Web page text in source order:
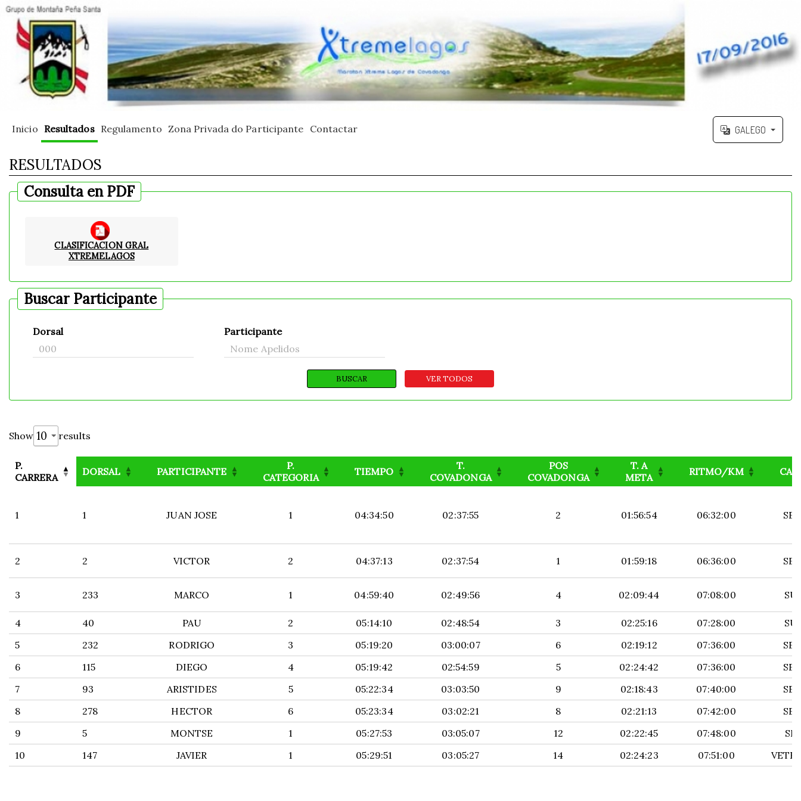
Inicio Resultados Regulamento Zona Privada do Participante Contactar GALEGO
RESULTADOS
Consulta en PDF
CLASIFICACION GRAL
XTREMELAGOS
Buscar Participante
Dorsal Participante
Show results
P.
CARRERA
DORSAL PARTICIPANTE
P.
CATEGORIA
TIEMPO
T.
COVADONGA
POS
COVADONGA
T. A
META
RITMO/KM
1 1 JUAN JOSE 1 04:34:50 02:37:55 2 01:56:54 06:32:00
2 2 VICTOR 2 04:37:13 02:37:54 1 01:59:18 06:36:00
3 233 MARCO 1 04:59:40 02:49:56 4 02:09:44 07:08:00
4 40 PAU 2 05:14:10 02:48:54 3 02:25:16 07:28:00
5
232 RODRIGO 3 05:19:20 03:00:07 6 02:19:12 07:36:00
6
115 DIEGO 4 05:19:42 02:54:59 5 02:24:42 07:36:00
7
93 ARISTIDES 5 05:22:34 03:03:50 9 02:18:43 07:40:00
8
278 HECTOR 6 05:23:34 03:02:21 8 02:21:13 07:42:00
9
5 MONTSE 1 05:27:53 03:05:07 12 02:22:45 07:48:00
10
147 JAVIER 1 05:29:51 03:05:27 14 02:24:23 07:51:00